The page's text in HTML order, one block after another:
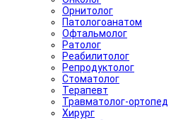
Орнитолог
Патологоанатом
Офтальмолог
Ратолог
Реабилитолог
Репродуктолог
Стоматолог
Терапевт
Травматолог-ортопед
Хирург